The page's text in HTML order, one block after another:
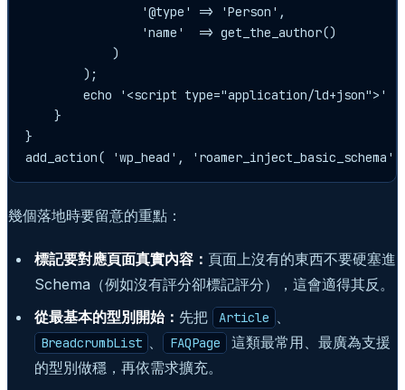
                '@type' => 'Person',
                'name'  => get_the_author()
            )
        );
echo '<script type="application/ld+json">'
    }
}
幾個落地時要留意的重點：
標記要對應頁面真實內容： 頁面上沒有的東西不要硬塞進
Schema（例如沒有評分卻標記評分），這會適得其反。
從最基本的型別開始： 先把 Article
BreadcrumbList FAQPage
這類最常用、最廣為支援
的型別做穩，再依需求擴充。